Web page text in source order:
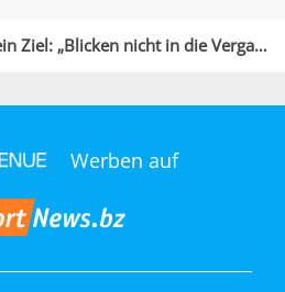
„Blicken nicht in die Vergangenheit“
Werben auf